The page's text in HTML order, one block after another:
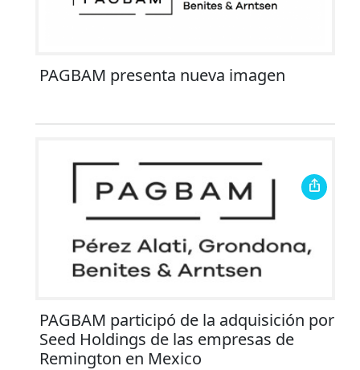
PAGBAM presenta nueva imagen
PAGBAM participó de la adquisición por
Seed Holdings de las empresas de
Remington en Mexico